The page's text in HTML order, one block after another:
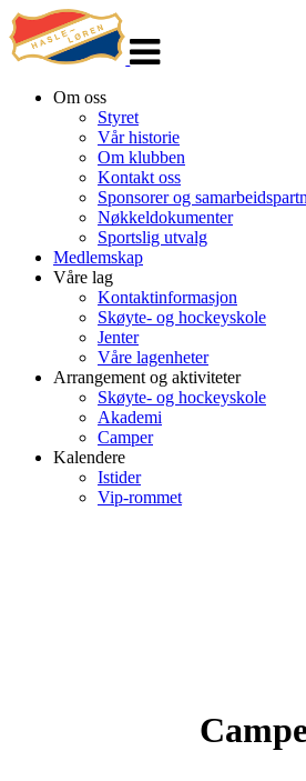
navigasjon
Om oss
Styret
Vår historie
Om klubben
Kontakt oss
Sponsorer og
Nøkkeldokumenter
Sportslig utvalg
Medlemskap
Våre lag
Kontaktinformasjon
Skøyte- og hockeyskole
Jenter
Våre lagenheter
Arrangement og aktiviteter
Skøyte- og hockeyskole
Akademi
Camper
Kalendere
Istider
Vip-rommet